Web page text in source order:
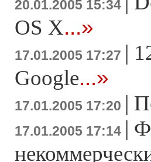
20.01.2005 15:34
OS X...»
17.01.2005 17:27 |
Google...»
17.01.2005 17:20 |
17.01.2005 17:14 |